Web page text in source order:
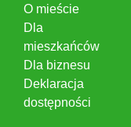
O mieście
Dla
mieszkańców
Dla biznesu
Deklaracja
dostępności